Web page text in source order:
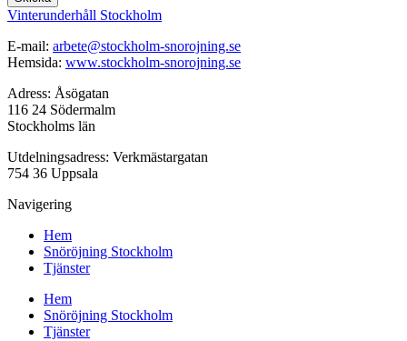
Vinterunderhåll Stockholm
E-mail: arbete@stockholm-snorojning.se
Hemsida: www.stockholm-snorojning.se
Adress: Åsögatan
116 24 Södermalm
Stockholms län
Utdelningsadress: Verkmästargatan
754 36 Uppsala
Navigering
Hem
Snöröjning Stockholm
Tjänster
Hem
Snöröjning Stockholm
Tjänster